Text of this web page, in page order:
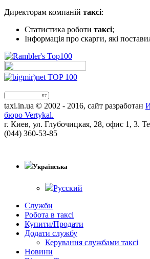
Директорам компаній таксі:
Статистика роботи таксі;
Інформація про скарги, які
taxi.in.ua © 2002 - 2016, сайт разработан
бюро Vertykal.
г. Киев, ул. Глубочицкая, 28, офис 1, 3.
(044) 360-53-85
Українська
Русский
Служби
Робота в таксі
Купити/Продати
Додати службу
Керування службами таксі
Новини